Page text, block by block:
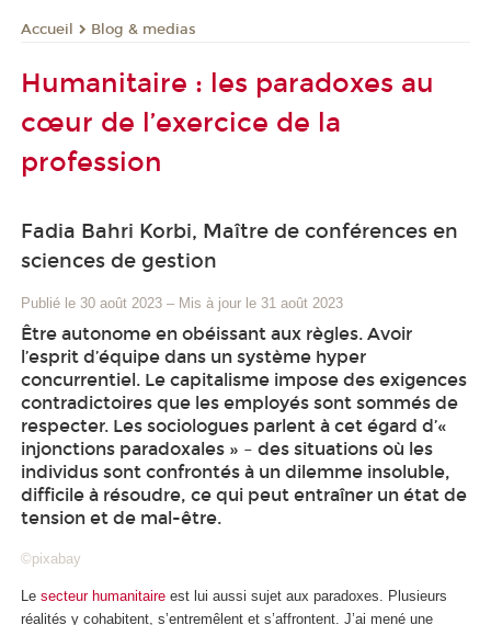
Accueil Blog & medias
Humanitaire : les paradoxes au
cœur de l’exercice de la
profession
Fadia Bahri Korbi, Maître de conférences en
sciences de gestion
Publié le 30 août 2023 – Mis à jour le 31 août 2023
Être autonome en obéissant aux règles. Avoir
l’esprit d’équipe dans un système hyper
concurrentiel. Le capitalisme impose des exigences
contradictoires que les employés sont sommés de
respecter. Les sociologues parlent à cet égard d’«
injonctions paradoxales » – des situations où les
individus sont confrontés à un dilemme insoluble,
difficile à résoudre, ce qui peut entraîner un état de
tension et de mal-être.
©pixabay
Le secteur humanitaire est lui aussi sujet aux paradoxes. Plusieurs
réalités y cohabitent, s’entremêlent et s’affrontent. J’ai mené une